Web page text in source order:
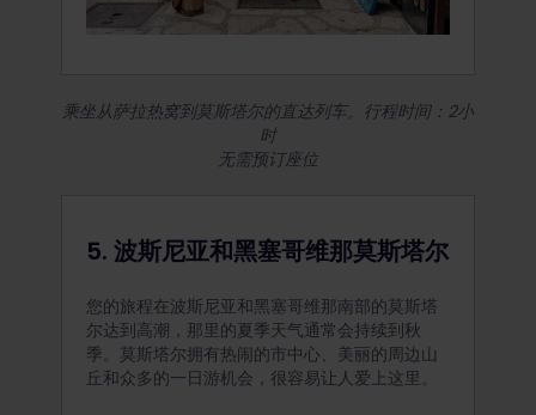
乘坐从萨拉热窝到莫斯塔尔的直达列车。行程时间：2小
时
无需预订座位
5. 波斯尼亚和黑塞哥维那莫斯塔尔
您的旅程在波斯尼亚和黑塞哥维那南部的莫斯塔
尔达到高潮，那里的夏季天气通常会持续到秋
季。莫斯塔尔拥有热闹的市中心、美丽的周边山
丘和众多的一日游机会，很容易让人爱上这里。